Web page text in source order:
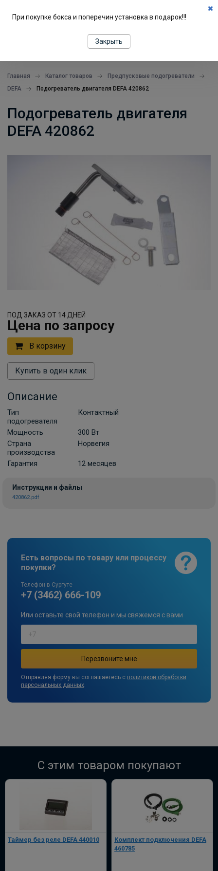
Главная Каталог товаров
Предпусковые подогреватели
DEFA
Подогреватель двигателя DEFA 420862
Подогреватель двигателя
DEFA 420862
ПОД ЗАКАЗ ОТ 14 ДНЕЙ
Цена по запросу
В корзину
Купить в один клик
Описание
Тип
подогревателя
Контактный
Мощность
300 Вт
Страна
производства
Норвегия
Гарантия 12 месяцев
Инструкции и файлы
420862.pdf
Есть вопросы по товару или процессу
покупки?
Телефон в Сургуте
+7 (3462) 666-109
Или оставьте свой телефон и мы свяжемся с вами
Отправляя форму вы соглашаетесь с политикой обработки
персональных данных.
C этим товаром покупают
Таймер без реле DEFA 440010
Комплект подключения DEFA
460785
При покупке бокса и поперечин установка в подарок!!!
Закрыть